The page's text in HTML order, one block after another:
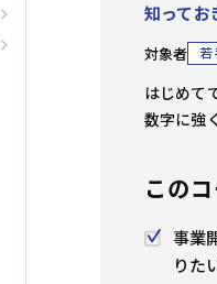
からコースを探す
からコースを探す
知ってお
対象者 若
はじめて
数字に強
この
事業
りた